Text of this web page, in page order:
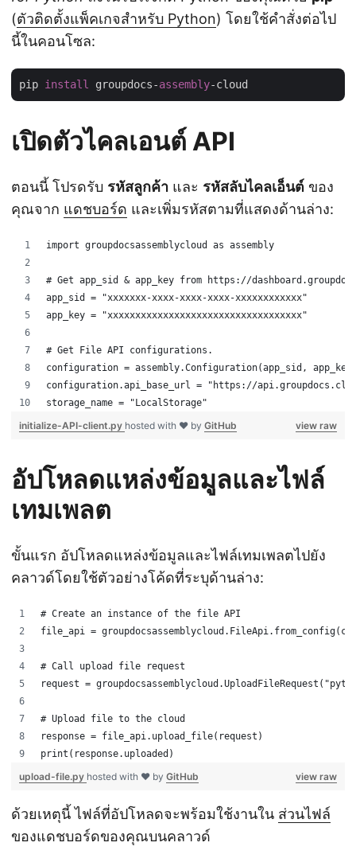
(ตัวติดตั้งแพ็คเกจสำหรับ Python) โดยใช้คำสั่งต่อไป
นี้ในคอนโซล:
pip install groupdocs-assembly
เปิดตัวไคลเอนต์ API
ตอนนี้ โปรดรับ รหัสลูกค้า และ รหัสลับไคลเอ็นต์ ของ
คุณจาก แดชบอร์ด และเพิ่มรหัสตามที่แสดงด้านล่าง:
import groupdocsassemblycloud as assembly
# Get app_sid & app_key from https://
app_sid = "xxxxxxx-xxxx-xxxx-xxxx-xxxxxxxxxxxx"
app_key = "xxxxxxxxxxxxxxxxxxxxxxxxxxxxxxxxxxx"
# Get File API configurations.
configuration = assembly.Configuration(app_sid,
configuration.api_base_url = "https://
storage_name = "LocalStorage"
view raw
initialize-API-client.py hosted with ❤ by GitHub
อัปโหลดแหล่งข้อมูลและไฟล์
เทมเพลต
ขั้นแรก อัปโหลดแหล่งข้อมูลและไฟล์เทมเพลตไปยัง
คลาวด์โดยใช้ตัวอย่างโค้ดที่ระบุด้านล่าง:
# Create an instance of the file API
file_api =
# Call upload file request
request =
# Upload file to the cloud
response = file_api.upload_file(request)
print(response.uploaded)
view raw
upload-file.py hosted with ❤ by GitHub
ด้วยเหตุนี้ ไฟล์ที่อัปโหลดจะพร้อมใช้งานใน ส่วนไฟล์
ของแดชบอร์ดของคุณบนคลาวด์